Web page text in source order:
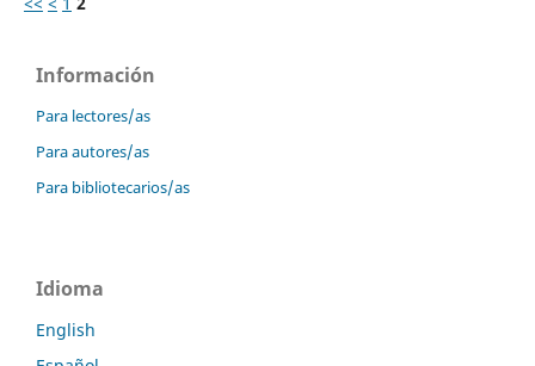
Información
Para lectores/as
Para autores/as
Para bibliotecarios/as
Idioma
English